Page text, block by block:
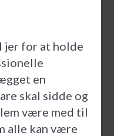
jer for at holde
en
skal sidde og
være med til
alle kan være